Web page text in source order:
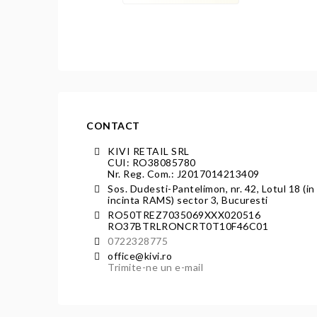
CONTACT
KIVI RETAIL SRL
CUI: RO38085780
Nr. Reg. Com.: J2017014213409
Sos. Dudesti-Pantelimon, nr. 42, Lotul 18 (in
incinta RAMS) sector 3, Bucuresti
RO50TREZ7035069XXX020516
RO37BTRLRONCRT0T10F46C01
0722328775
office@kivi.ro
Trimite-ne un e-mail